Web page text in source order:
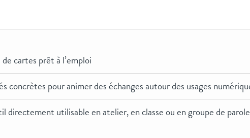
cartes prêt à l’emploi
concrètes pour animer des échanges autour des usages
directement utilisable en atelier, en classe ou en groupe de parole